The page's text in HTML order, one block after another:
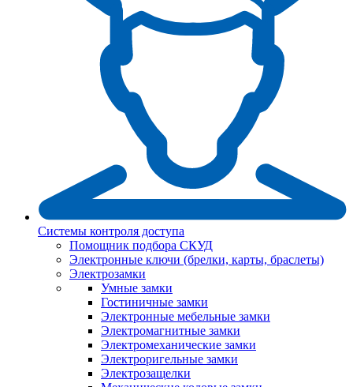
Системы контроля доступа
Помощник подбора СКУД
Электронные ключи (брелки, карты, браслеты)
Электрозамки
Умные замки
Гостиничные замки
Электронные мебельные замки
Электромагнитные замки
Электромеханические замки
Электроригельные замки
Электрозащелки